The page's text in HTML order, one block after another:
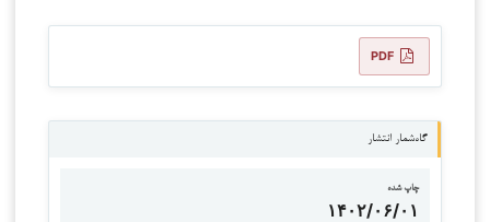
PDF
گاه‌شمار انتشار
چاپ شده
۱۴۰۲/۰۶/۰۱